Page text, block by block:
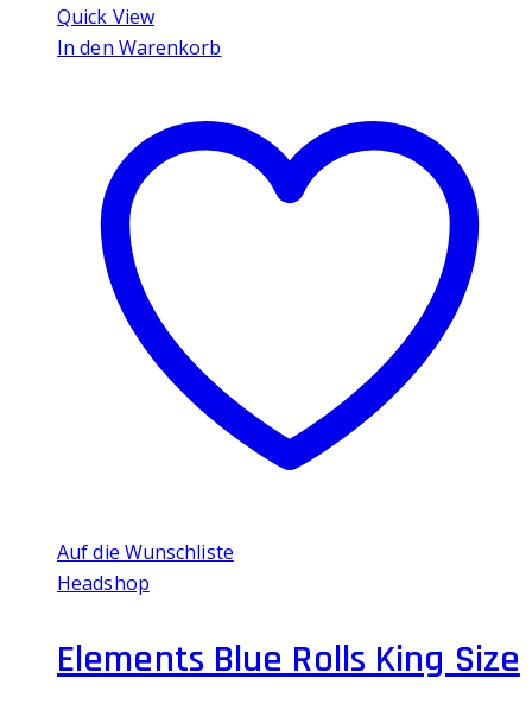
Quick View
In den Warenkorb
Auf die Wunschliste
Headshop
Elements Blue Rolls King Size